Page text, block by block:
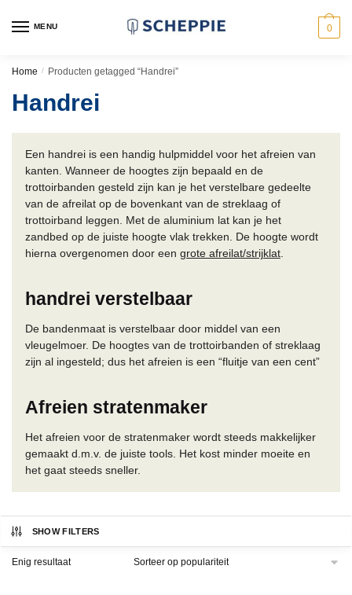
MENU 0
Home / Producten getagged “Handrei”
Handrei
Een handrei is een handig hulpmiddel voor het afreien van
kanten. Wanneer de hoogtes zijn bepaald en de
trottoirbanden gesteld zijn kan je het verstelbare gedeelte
van de afreilat op de bovenkant van de streklaag of
trottoirband leggen. Met de aluminium lat kan je het
zandbed op de juiste hoogte vlak trekken. De hoogte wordt
hierna overgenomen door een grote afreilat/strijklat.
handrei verstelbaar
De bandenmaat is verstelbaar door middel van een
vleugelmoer. De hoogtes van de trottoirbanden of streklaag
zijn al ingesteld; dus het afreien is een “fluitje van een cent”
Afreien stratenmaker
Het afreien voor de stratenmaker wordt steeds makkelijker
gemaakt d.m.v. de juiste tools. Het kost minder moeite en
het gaat steeds sneller.
SHOW FILTERS
Enig resultaat